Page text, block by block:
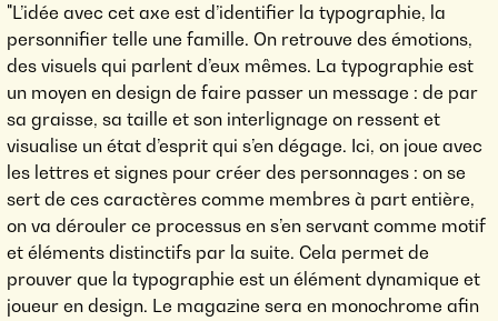
"L’idée avec cet axe est d’identifier la typographie, la
personnifier telle une famille. On retrouve des émotions,
des visuels qui parlent d’eux mêmes. La typographie est
un moyen en design de faire passer un message : de par
sa graisse, sa taille et son interlignage on ressent et
visualise un état d’esprit qui s’en dégage. Ici, on joue avec
les lettres et signes pour créer des personnages : on se
sert de ces caractères comme membres à part entière,
on va dérouler ce processus en s’en servant comme motif
et éléments distinctifs par la suite. Cela permet de
prouver que la typographie est un élément dynamique et
joueur en design. Le magazine sera en monochrome afin